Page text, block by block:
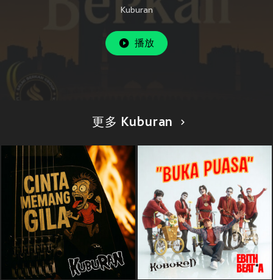
Kuburan
播放
更多 Kuburan